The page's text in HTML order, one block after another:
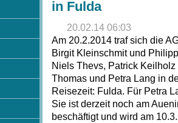
in Fulda
20.02.14 06:03
Am 20.2.2014 traf sich die
Birgit Kleinschmit und
Niels Thevs, Patrick
Thomas und Petra Lang in
Reisezeit: Fulda. Für Petra
Sie ist derzeit noch am
beschäftigt und wird am